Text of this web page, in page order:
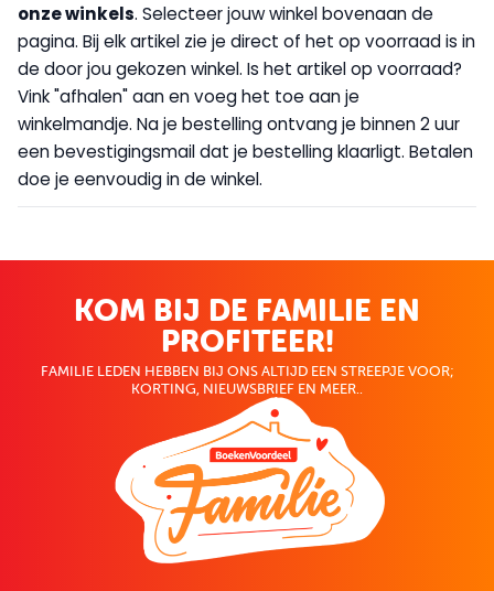
onze winkels. Selecteer jouw winkel bovenaan de
pagina. Bij elk artikel zie je direct of het op voorraad is in
de door jou gekozen winkel. Is het artikel op voorraad?
Vink "afhalen" aan en voeg het toe aan je
winkelmandje. Na je bestelling ontvang je binnen 2 uur
een bevestigingsmail dat je bestelling klaarligt. Betalen
doe je eenvoudig in de winkel.
KOM BIJ DE FAMILIE EN
PROFITEER!
FAMILIE LEDEN HEBBEN BIJ ONS ALTIJD EEN STREEPJE VOOR;
KORTING, NIEUWSBRIEF EN MEER..